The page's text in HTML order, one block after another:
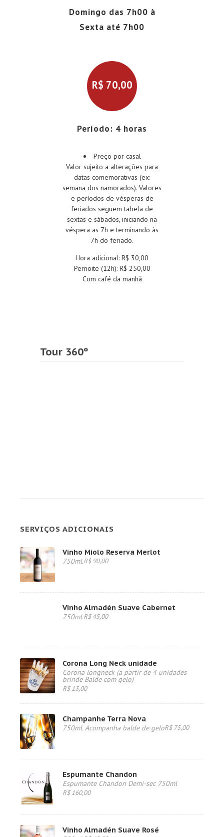
Domingo das 7h00 à
Sexta até 7h00
R$ 70,00
Período: 4 horas
Preço por casal
Valor sujeito a alterações para
datas comemorativas (ex:
semana dos namorados). Valores
e períodos de vésperas de
feriados seguem tabela de
sextas e sábados, iniciando na
véspera as 7h e terminando às
7h do feriado.
Hora adicional: R$ 30,00
Pernoite (12h): R$ 250,00
Com café da manhã
Tour 360º
SERVIÇOS ADICIONAIS
Vinho Miolo Reserva Merlot
750ml.R$ 90,00
Vinho Almadén Suave Cabernet
750ml.R$ 45,00
Corona Long Neck unidade
Corona longneck (a partir de 4 unidades
brinde Balde com gelo)
R$ 13,00
Champanhe Terra Nova
750ml. Acompanha balde de geloR$ 75,00
Espumante Chandon
Espumante Chandon Demi-sec 750ml
R$ 160,00
Vinho Almadén Suave Rosé